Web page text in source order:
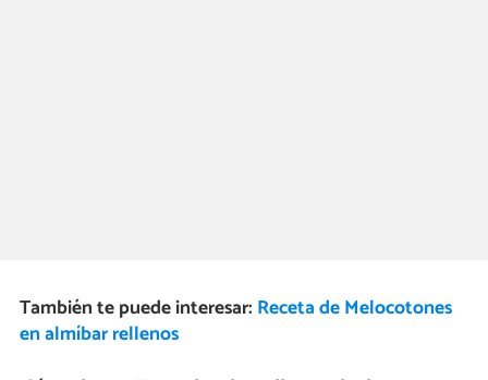
También te puede interesar: Receta de Melocotones
en almíbar rellenos